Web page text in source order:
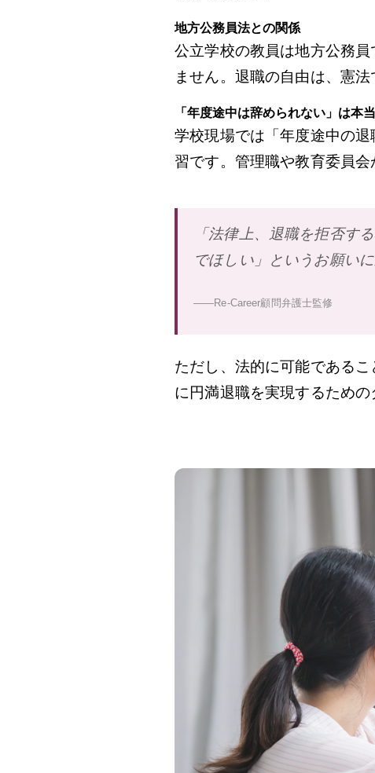
地方公務員法との関係
公立学校の教員は地方公務
ません。退職の自由は、憲
「年度途中は辞められない」は本
学校現場では「年度途中の
習です。管理職や教育委員
「法律上、退職を拒否す
でほしい」というお願い
——Re-Career顧問弁護士監修
ただし、法的に可能である
に円満退職を実現するための